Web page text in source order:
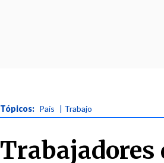
Tópicos: País | Trabajo
Trabajadores